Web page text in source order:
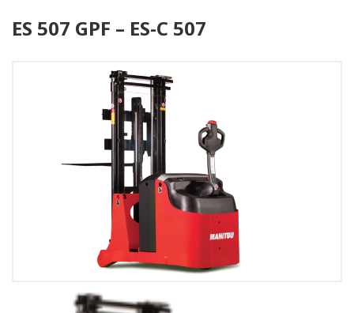
ES 507 GPF – ES-C 507